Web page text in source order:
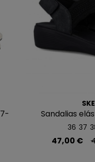
Sandalias
36 37
Precio
47,00 €
Te